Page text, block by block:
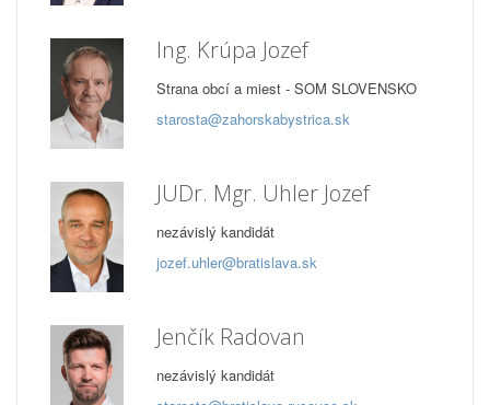
Ing. Krúpa Jozef
Strana obcí a miest - SOM SLOVENSKO
starosta@zahorskabystrica.sk
JUDr. Mgr. Uhler Jozef
nezávislý kandidát
jozef.uhler@bratislava.sk
Jenčík Radovan
nezávislý kandidát